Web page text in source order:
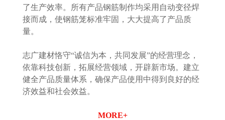
了生产效率。所有产品钢筋制作均采用自动变径焊
接而成，使钢筋笼标准牢固，大大提高了产品质
量。
志广建材恪守“诚信为本，共同发展”的经营理念，
依靠科技创新，拓展经营领域，开辟新市场。建立
健全产品质量体系，确保产品使用中得到良好的经
济效益和社会效益。
MORE+